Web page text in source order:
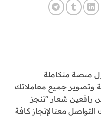
منصة متكاملة
جميع معاملاتك
رافعين شعار "ننجز
معنا لإنجاز كافة